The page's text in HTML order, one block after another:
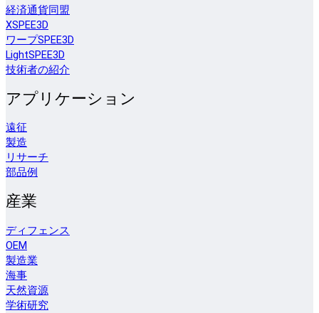
経済通貨同盟
XSPEE3D
ワープSPEE3D
LightSPEE3D
技術者の紹介
アプリケーション
遠征
製造
リサーチ
部品例
産業
ディフェンス
OEM
製造業
海事
天然資源
学術研究